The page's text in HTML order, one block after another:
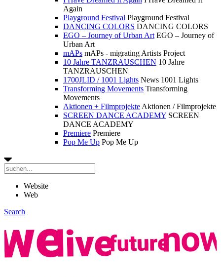
Again
Playground Festival Playground Festival
DANCING COLORS DANCING COLORS
EGO – Journey of Urban Art EGO – Journey of
Urban Art
mAPs mAPs - migrating Artists Project
10 Jahre TANZRAUSCHEN 10 Jahre
TANZRAUSCHEN
1700JLID / 1001 Lights News 1001 Lights
Transforming Movements Transforming
Movements
Aktionen + Filmprojekte Aktionen / Filmprojekte
SCREEN DANCE ACADEMY SCREEN
DANCE ACADEMY
Premiere Premiere
Pop Me Up Pop Me Up
Website
Web
Search